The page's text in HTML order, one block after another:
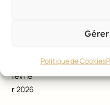
Politique de Cookies
févrie
r 2026